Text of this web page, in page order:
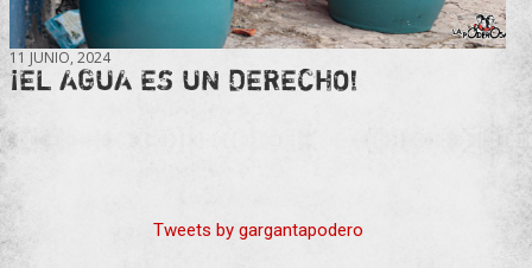
11 JUNIO, 2024
¡EL AGUA ES UN DERECHO!
Tweets by gargantapodero